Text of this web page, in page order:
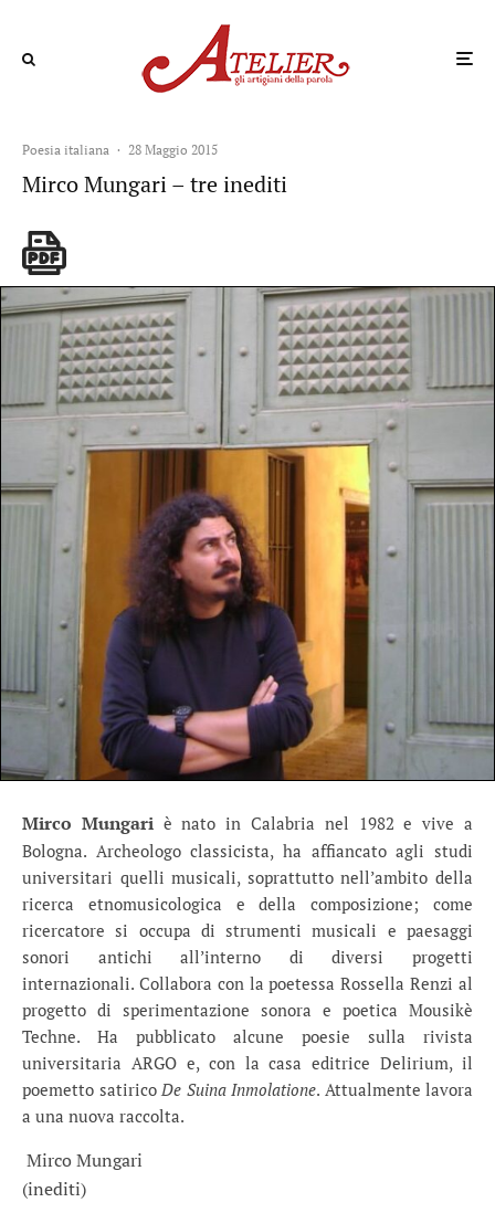
Edizioni della Meridiana, 2013; con una introduzione di Gianfranco Lauretano) con cui ha vinto,
tra gli altri, il premio "Sertoli Salis Opera Prima", il premio "Antica Badia di San Savino" e il
premio "Beppe Manfredi". È stato finalista del premio "Ceppo under 35 - Luca Giachi". È inoltre
incluso nell'antologia
La consolazione della poesia , uscita per Ianieri Edizioni nel 2015.
Attualmente collabora con le riviste on-line «Quid Culturae», «Atelier» e «ClanDestino». La
sezione qui presentata è parte della suite
Per favore rimanete nell'ombra
Poesia italiana · 28 Maggio 2015
Mirco Mungari – tre inediti
Mirco Mungariè nato in Calabria nel 1982 e vive a
Bologna. Archeologo classicista, ha affiancato agli studi
universitari quelli musicali, soprattutto nell’ambito della
ricerca etnomusicologica e della composizione; come
ricercatore si occupa di strumenti musicali e paesaggi
sonori antichi all’interno di diversi progetti
internazionali. Collabora con la poetessa Rossella Renzi al
progetto di sperimentazione sonora e poetica Mousikè
Techne. Ha pubblicato alcune poesie sulla rivista
universitaria ARGO e, con la casa editrice Delirium, il
poemetto satirico De Suina Inmolatione. Attualmente lavora
a una nuova raccolta.
Mirco Mungari
(inediti)